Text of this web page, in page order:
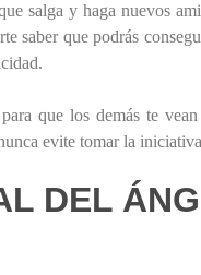
salga y haga nuevos
saber que podrás
que los demás te
evite tomar la
DEL